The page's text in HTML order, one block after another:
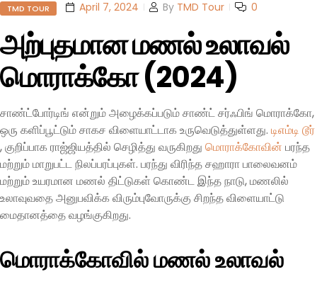
Categories
TMD TOUR April 7, 2024 By TMD Tour 0
அற்புதமான மணல் உலாவல்
மொராக்கோ (2024)
சாண்ட்போர்டிங் என்றும் அழைக்கப்படும் சாண்ட் சர்ஃபிங் மொராக்கோ,
ஒரு களிப்பூட்டும் சாகச விளையாட்டாக உருவெடுத்துள்ளது. டிஎம்டி டூர்
, குறிப்பாக ராஜ்ஜியத்தில் செழித்து வருகிறது மொராக்கோவின் பரந்த
மற்றும் மாறுபட்ட நிலப்பரப்புகள். பரந்து விரிந்த சஹாரா பாலைவனம்
மற்றும் உயரமான மணல் திட்டுகள் கொண்ட இந்த நாடு, மணலில்
உலாவுவதை அனுபவிக்க விரும்புவோருக்கு சிறந்த விளையாட்டு
மைதானத்தை வழங்குகிறது.
மொராக்கோவில் மணல் உலாவல்